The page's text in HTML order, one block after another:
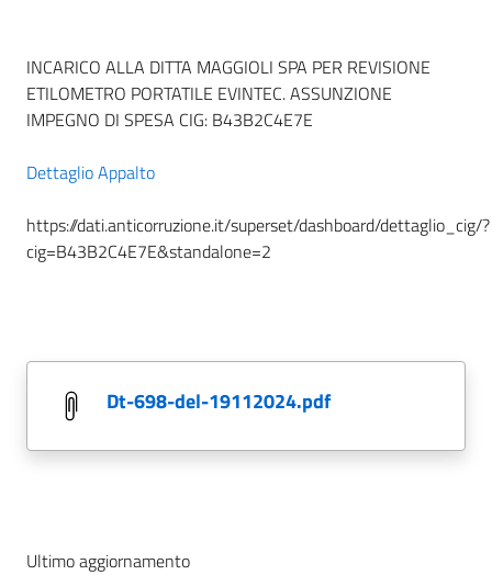
INCARICO ALLA DITTA MAGGIOLI SPA PER REVISIONE
ETILOMETRO PORTATILE EVINTEC. ASSUNZIONE
IMPEGNO DI SPESA CIG: B43B2C4E7E
Dettaglio Appalto
https://dati.anticorruzione.it/superset/dashboard/dettaglio_cig/?
cig=B43B2C4E7E&standalone=2
dt-698-del-19112024.pdf
Ultimo aggiornamento